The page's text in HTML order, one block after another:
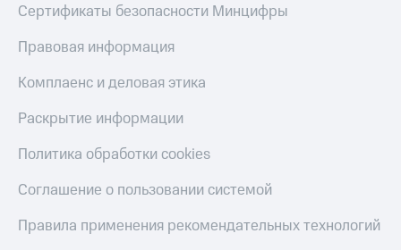
Сертификаты безопасности Минцифры
Правовая информация
Комплаенс и деловая этика
Раскрытие информации
Политика обработки cookies
Соглашение о пользовании системой
Правила применения рекомендательных технологий